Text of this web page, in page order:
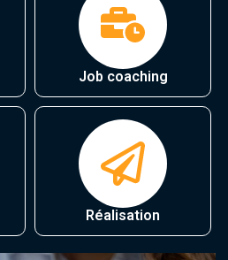
Job coaching
Réalisation